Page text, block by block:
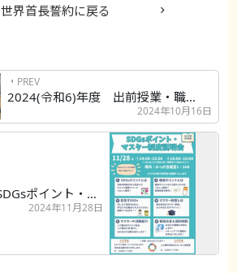
世界首長誓約に戻る
PREV
2024(令和6)年度 出前授業・職...
2024年10月16日
【終了しました】SDGsポイント・マ...
2024年11月28日